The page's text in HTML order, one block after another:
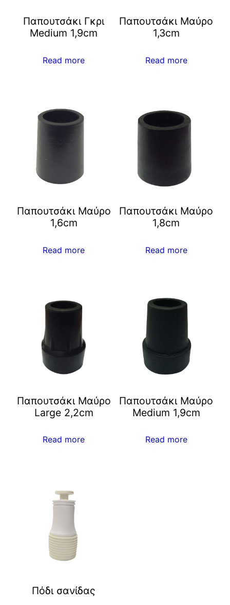
Παπουτσάκι Γκρι
Μedium 1,9cm
Read more
Παπουτσάκι Μαύρο
1,3cm
Read more
Παπουτσάκι Μαύρο
1,6cm
Read more
Παπουτσάκι Μαύρο
1,8cm
Read more
Παπουτσάκι Μαύρο
Large 2,2cm
Read more
Παπουτσάκι Μαύρο
Μedium 1,9cm
Read more
Πόδι σανίδας